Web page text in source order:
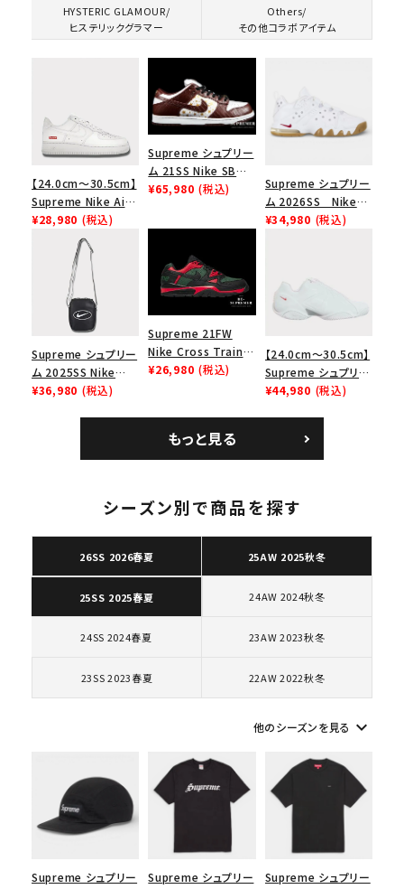
キーワードから探す
キャップ・ハット
コラボレーションブランドから探す
シーズンから探す
HYSTERIC GLAMOUR/
ヒステリックグラマー
Others/
その他コラボアイテム
【24.0cm～30.5cm】
Supreme Nike Air
Force 1 Low シュプ
リーム ナイキエアフォ
ース１スニーカー シ
ューズ ホワイト
¥28,980 (税込)
Supreme シュプリー
ム 21SS Nike SB
Dunk Low ナイキSB
¥65,980 (税込)
Supreme シュプリー
ム 2026SS Nike
SB Air Max 2 CB 94
¥34,980 (税込)
Supreme シュプリー
ム 2025SS Nike
Leather Shoulder
¥36,980 (税込)
Supreme 21FW
Nike Cross Trainer
Low ナイキクロスト
¥26,980 (税込)
【24.0cm～30.5cm】
Supreme シュプリー
ム 2023AW Nike
カー ホワイト 白
¥44,980 (税込)
もっと見る
シーズン別で商品を探す
26SS 2026春夏 25AW 2025秋冬
25SS 2025春夏 24AW 2024秋冬
24SS 2024春夏 23AW 2023秋冬
23SS 2023春夏 22AW 2022秋冬
他のシーズンを見る keyboard_arrow_down
Supreme シュプリー
Supreme シュプリー
Supreme シュプリー